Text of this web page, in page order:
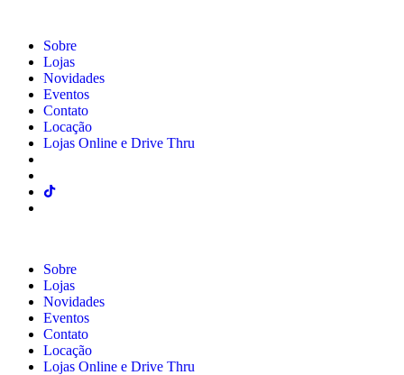
Sobre
Lojas
Novidades
Eventos
Contato
Locação
Lojas Online e Drive Thru
Sobre
Lojas
Novidades
Eventos
Contato
Locação
Lojas Online e Drive Thru